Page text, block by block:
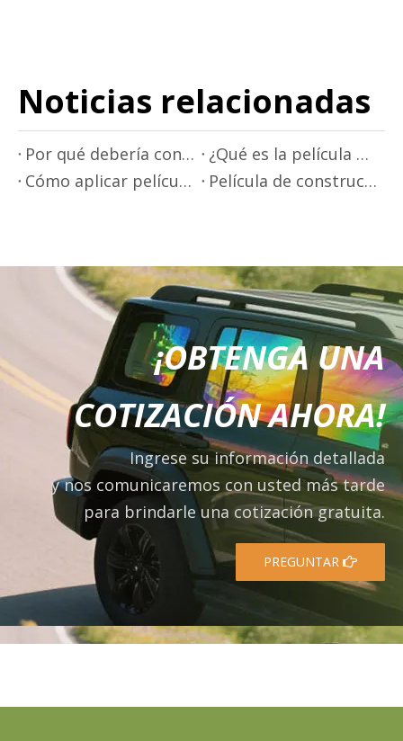
Noticias relacionadas
Por qué debería considerar el uso de películas para ventanas en sus ventanas
¿Qué es la película para ventanas?
Cómo aplicar película para ventanas
Película de construcción de alta calidad para construcción y protección.
¡OBTENGA UNA
COTIZACIÓN AHORA!
Ingrese su información detallada
y nos comunicaremos con usted más tarde
para brindarle una cotización gratuita.
PREGUNTAR